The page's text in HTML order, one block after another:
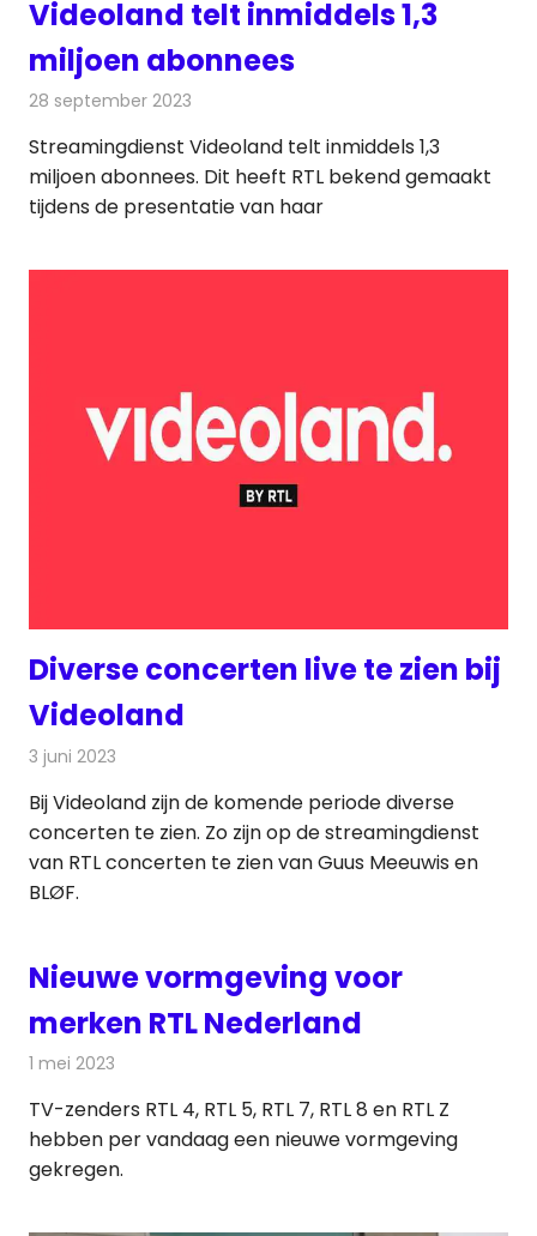
Videoland telt inmiddels 1,3
miljoen abonnees
28 september 2023
Streamingdienst Videoland telt inmiddels 1,3
miljoen abonnees. Dit heeft RTL bekend gemaakt
tijdens de presentatie van haar
Diverse concerten live te zien bij
Videoland
3 juni 2023
Bij Videoland zijn de komende periode diverse
concerten te zien. Zo zijn op de streamingdienst
van RTL concerten te zien van Guus Meeuwis en
BLØF.
Nieuwe vormgeving voor
merken RTL Nederland
1 mei 2023
TV-zenders RTL 4, RTL 5, RTL 7, RTL 8 en RTL Z
hebben per vandaag een nieuwe vormgeving
gekregen.